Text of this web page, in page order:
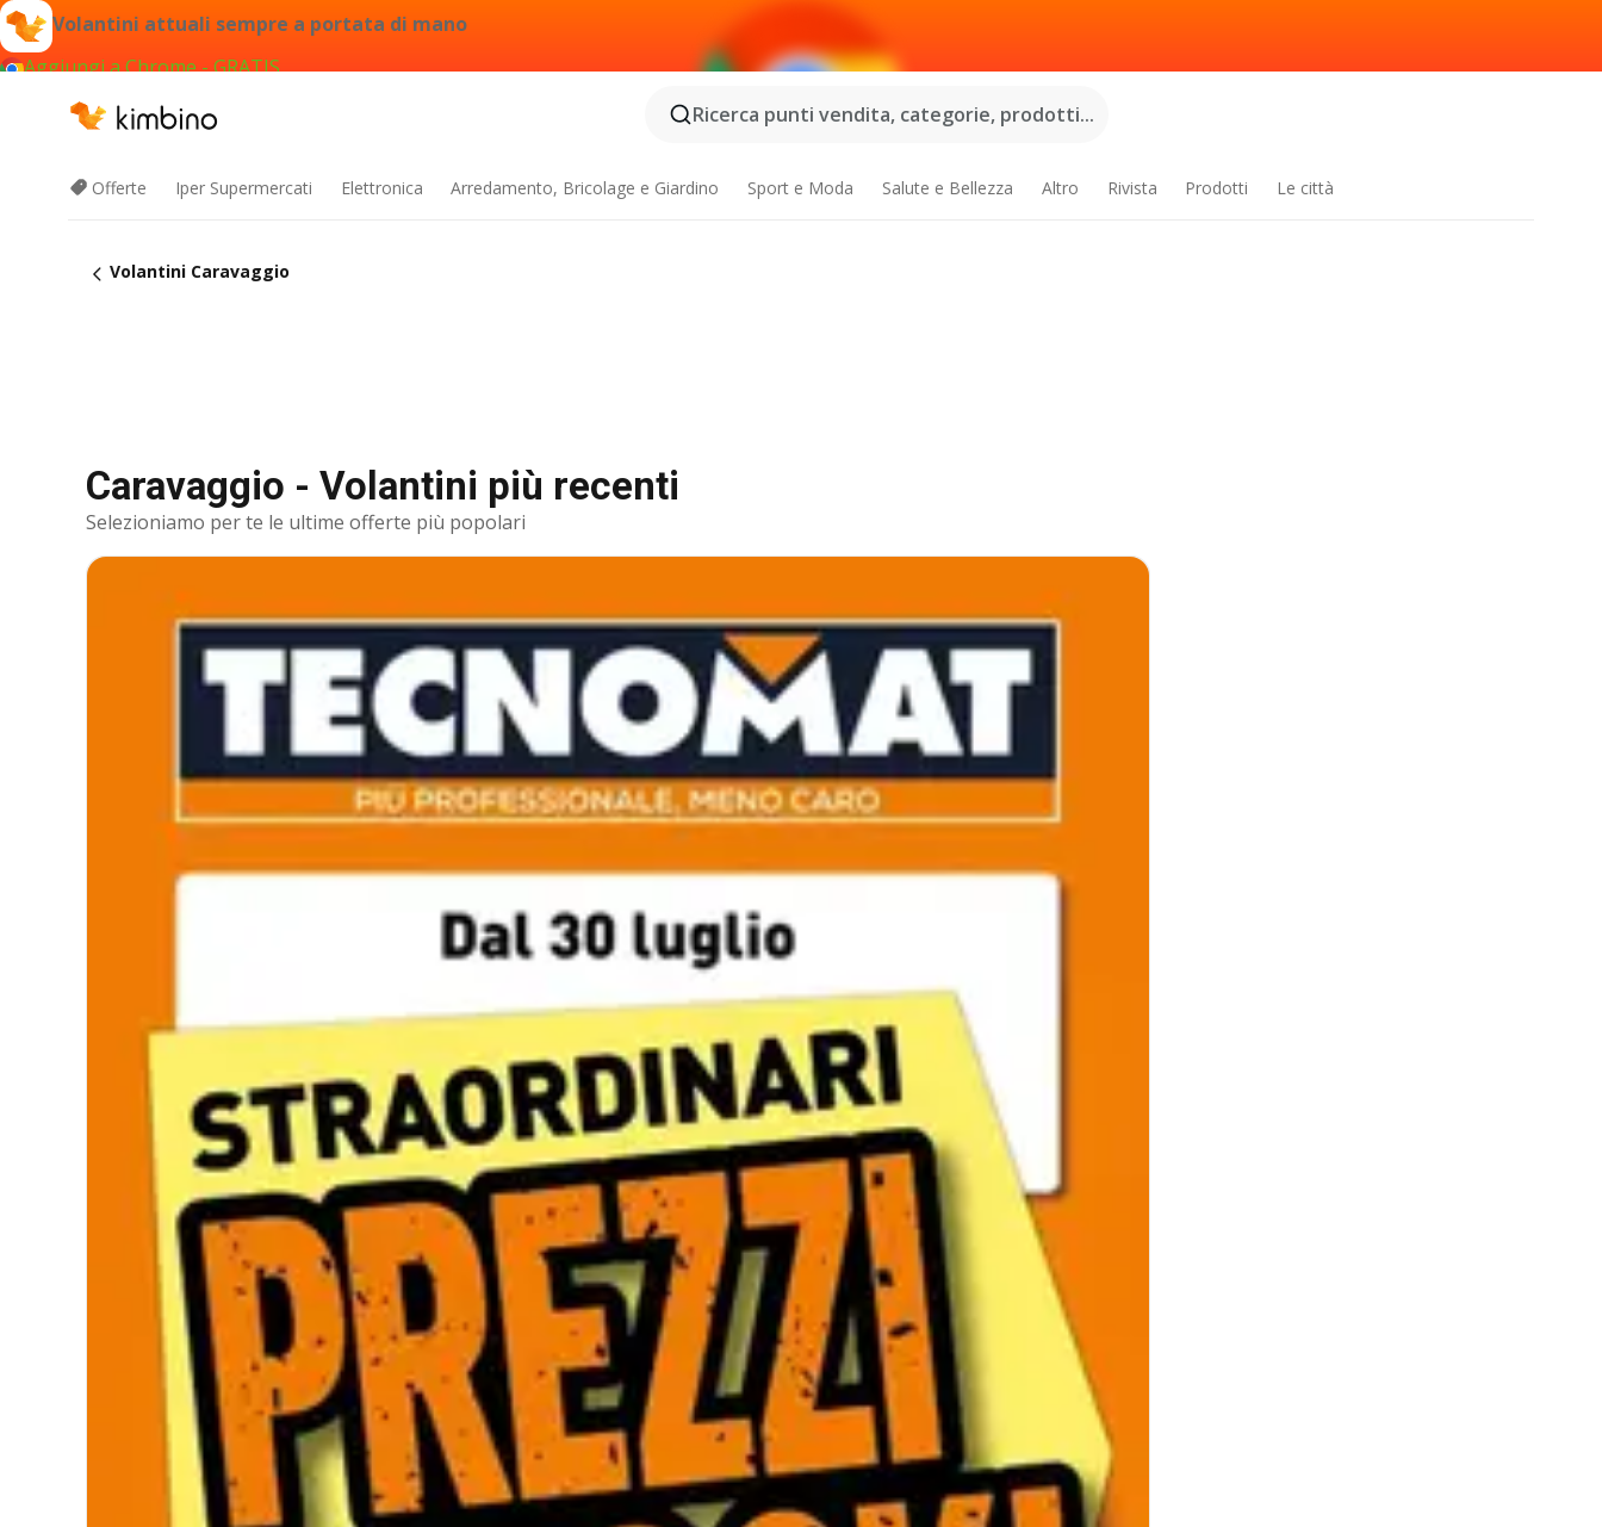
Volantini attuali sempre a portata di mano
Aggiungi a Chrome - GRATIS
Ricerca punti vendita, categorie, prodotti...
Offerte Iper Supermercati Elettronica Arredamento, Bricolage e Giardino Sport e Moda Salute e Bellezza Altro Rivista Prodotti Le città
Volantini Caravaggio
Caravaggio - Volantini più recenti
Selezioniamo per te le ultime offerte più popolari